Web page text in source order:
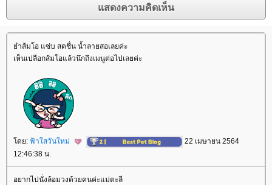
ำส้มโอ แซ่บ สดชื่น น้ำลายสอเลยค่ะ
เห็นเปลือกส้มโอแล้วนึกถึงเมนูต่อไปเลยค่ะ
ดย: ฟ้าใสวันใหม่
22 เมษายน 2564
12:46:38 น.
อยากไปนั่งล้อมวงด้วยคนค่ะแม่ตะลี